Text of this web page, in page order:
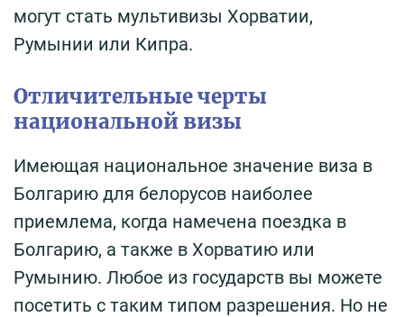
могут стать мультивизы Хорватии,
Румынии или Кипра.
Отличительные черты
национальной визы
Имеющая национальное значение виза в
Болгарию для белорусов наиболее
приемлема, когда намечена поездка в
Болгарию, а также в Хорватию или
Румынию. Любое из государств вы можете
посетить с таким типом разрешения. Но не